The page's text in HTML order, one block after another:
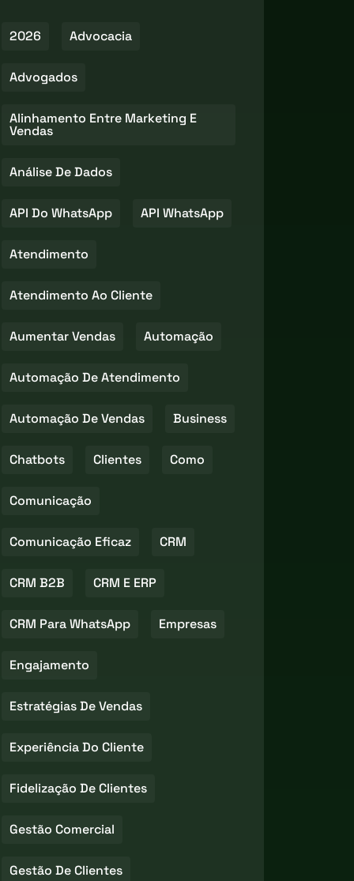
2026 Advocacia
Advogados
Alinhamento Entre Marketing E
Vendas
Análise De Dados
API Do WhatsApp API WhatsApp
Atendimento
Atendimento Ao Cliente
Aumentar Vendas Automação
Automação De Atendimento
Automação De Vendas Business
Chatbots Clientes Como
Comunicação
Comunicação Eficaz CRM
CRM B2B CRM E ERP
CRM Para WhatsApp Empresas
Engajamento
Estratégias De Vendas
Experiência Do Cliente
Fidelização De Clientes
Gestão Comercial
Gestão De Clientes